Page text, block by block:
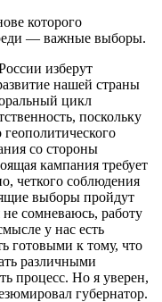
которого
— важные выборы.
изберут
нашей страны
цикл
поскольку
со стороны
кампания требует
четкого соблюдения
выборы пройдут
сомневаюсь, работу
у нас есть
готовыми к тому, что
различными
процесс. Но я уверен,
губернатор.